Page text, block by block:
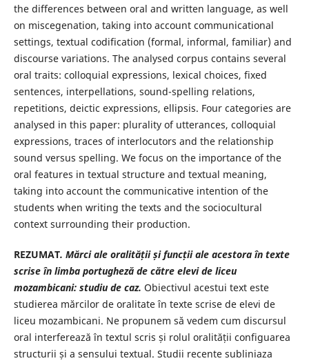
the differences between oral and written language, as well
on miscegenation, taking into account communicational
settings, textual codification (formal, informal, familiar) and
discourse variations. The analysed corpus contains several
oral traits: colloquial expressions, lexical choices, fixed
sentences, interpellations, sound-spelling relations,
repetitions, deictic expressions, ellipsis. Four categories are
analysed in this paper: plurality of utterances, colloquial
expressions, traces of interlocutors and the relationship
sound versus spelling. We focus on the importance of the
oral features in textual structure and textual meaning,
taking into account the communicative intention of the
students when writing the texts and the sociocultural
context surrounding their production.
REZUMAT. Mărci ale oralității și funcții ale acestora în texte
scrise în limba portugheză de către elevi de liceu
mozambicani: studiu de caz. Obiectivul acestui text este
studierea mărcilor de oralitate în texte scrise de elevi de
liceu mozambicani. Ne propunem să vedem cum discursul
oral interferează în textul scris și rolul oralității configuarea
structurii și a sensului textual. Studii recente subliniaza